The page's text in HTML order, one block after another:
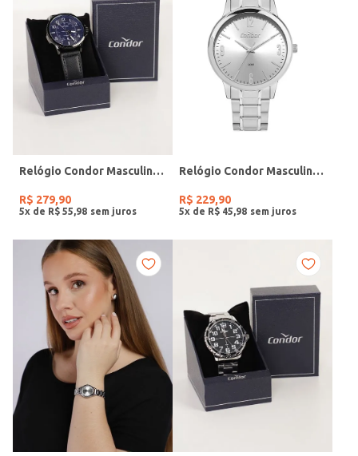
Relógio Condor Masculino PRETO
R$ 279,90
5x de R$ 55 98
Relógio Condor Masculino PRATA
R$ 229,90
5x de R$ 45 98